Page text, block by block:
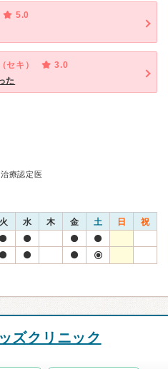
5.0
セキ）
3.0
た
療認定医
火 水 木 金 土 日 祝
ズクリニック